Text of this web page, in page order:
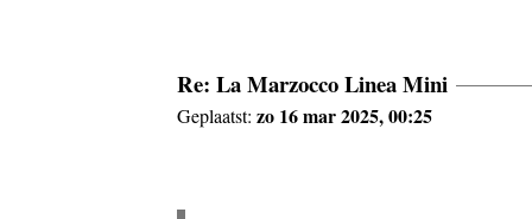
Re: La Marzocco Linea Mini
Geplaatst:zo 16 mar 2025, 00:25